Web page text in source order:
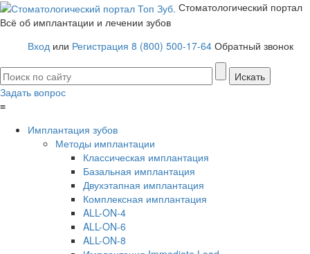
Стоматологический портал
Всё об имплантации и лечении зубов
Вход или Регистрация 8 (800) 500-17-64 Обратный звонок
Задать вопрос
≡
Имплантация зубов
Методы имплантации
Классическая имплантация
Базальная имплантация
Двухэтапная имплантация
Комплексная имплантация
ALL-ON-4
ALL-ON-6
ALL-ON-8